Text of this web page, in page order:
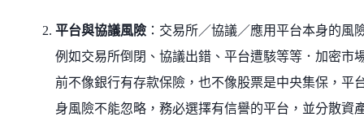
平台與協議風險 ：交易所／協議／應用平台本身的風
例如交易所倒閉、協議出錯、平台遭駭等等．加密市
前不像銀行有存款保險，也不像股票是中央集保，平
身風險不能忽略，務必選擇有信譽的平台，並分散資